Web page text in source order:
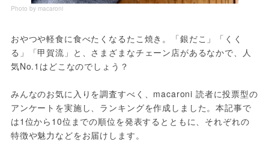
Photo by macaroni
おやつや軽食に食べたくなるたこ焼き。「銀だこ」「くく
る」「甲賀流」と、さまざまなチェーン店があるなかで、人
気No.1はどこなのでしょう？
みんなのお気に入りを調査すべく、macaroni 読者に投票型の
アンケートを実施し、ランキングを作成しました。本記事で
は1位から10位までの順位を発表するとともに、それぞれの
特徴や魅力などをお届けします。